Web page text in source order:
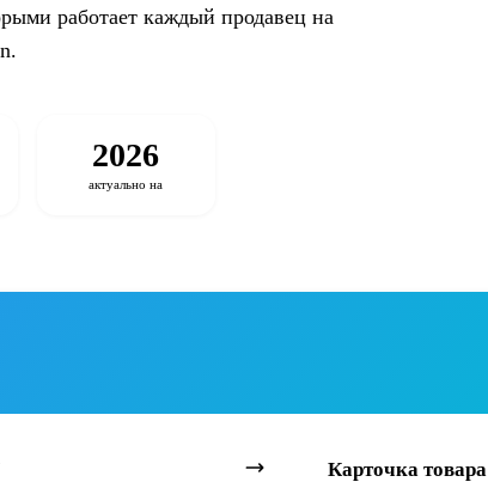
работает каждый продавец на
2026
актуально на
Карточка товара